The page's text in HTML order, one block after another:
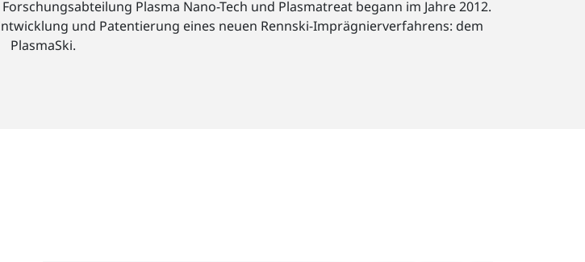
Plasma Nano-Tech und Plasmatreat begann im Jahre 2012.
und Patentierung eines neuen Rennski-Imprägnierverfahrens: dem
PlasmaSki.